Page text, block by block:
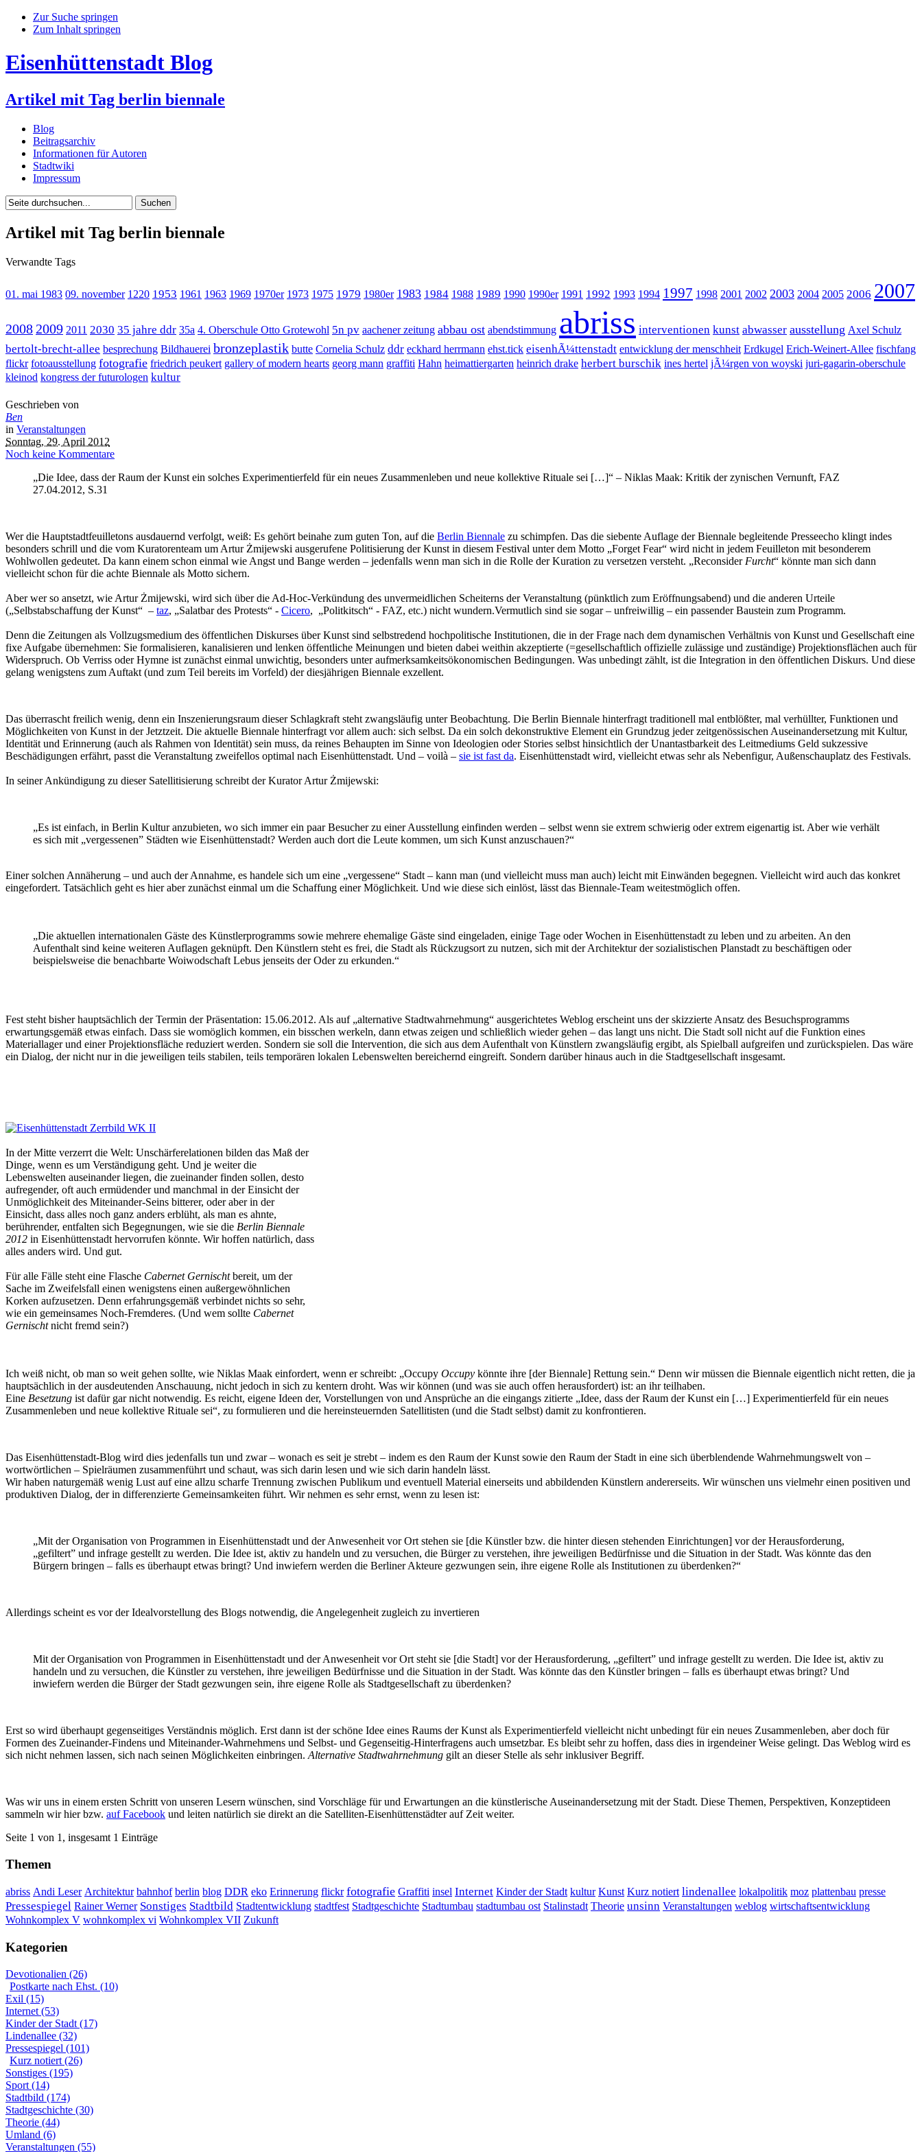
Zur Suche springen
Zum Inhalt springen
Eisenhüttenstadt Blog
Artikel mit Tag berlin biennale
Blog
Beitragsarchiv
Informationen für Autoren
Stadtwiki
Impressum
Artikel mit Tag berlin biennale
Verwandte Tags
01. mai 1983 09. november 1220 1953 1961 1963 1969 1970er 1973 1975 1979 1980er 1983 1984 1988 1989 1990 1990er 1991 1992 1993 1994 1997 1998 2001 2002 2003 2004 2005 2006 2007
2008 2009 2011 2030 35 jahre ddr 35a 4. Oberschule Otto Grotewohl 5n pv aachener zeitung abbau ost abendstimmung abriss interventionen kunst abwasser ausstellung Axel Schulz
bertolt-brecht-allee besprechung Bildhauerei bronzeplastik butte Cornelia Schulz ddr eckhard herrmann ehst.tick eisenhÃ¼ttenstadt entwicklung der menschheit Erdkugel Erich-Weinert-Allee fischfang
flickr fotoausstellung fotografie friedrich peukert gallery of modern hearts georg mann graffiti Hahn heimattiergarten heinrich drake herbert burschik ines hertel jÃ¼rgen von woyski juri-gagarin-oberschule
kleinod kongress der futurologen kultur
Geschrieben von
Ben
in Veranstaltungen
Sonntag, 29. April 2012
Noch keine Kommentare
„Die Idee, dass der Raum der Kunst ein solches Experimentierfeld für ein neues Zusammenleben und neue kollektive Rituale sei […]“ – Niklas Maak: Kritik der zynischen Vernunft, FAZ
27.04.2012, S.31
Wer die Hauptstadtfeuilletons ausdauernd verfolgt, weiß: Es gehört beinahe zum guten Ton, auf die Berlin Biennale zu schimpfen. Das die siebente Auflage der Biennale begleitende Presseecho klingt indes
besonders schrill und die vom Kuratorenteam um Artur Żmijewski ausgerufene Politisierung der Kunst in diesem Festival unter dem Motto „Forget Fear“ wird nicht in jedem Feuilleton mit besonderem
Wohlwollen gedeutet. Da kann einem schon einmal wie Angst und Bange werden – jedenfalls wenn man sich in die Rolle der Kuration zu versetzen versteht. „Reconsider Furcht“ könnte man sich dann
vielleicht schon für die achte Biennale als Motto sichern.
Aber wer so ansetzt, wie Artur Żmijewski, wird sich über die Ad-Hoc-Verkündung des unvermeidlichen Scheiterns der Veranstaltung (pünktlich zum Eröffnungsabend) und die anderen Urteile
(„Selbstabschaffung der Kunst“ – taz, „Salatbar des Protests“ - Cicero, „Politkitsch“ - FAZ, etc.) nicht wundern.Vermutlich sind sie sogar – unfreiwillig – ein passender Baustein zum Programm.
Denn die Zeitungen als Vollzugsmedium des öffentlichen Diskurses über Kunst sind selbstredend hochpolitische Institutionen, die in der Frage nach dem dynamischen Verhältnis von Kunst und Gesellschaft eine
fixe Aufgabe übernehmen: Sie formalisieren, kanalisieren und lenken öffentliche Meinungen und bieten dabei weithin akzeptierte (=gesellschaftlich offizielle zulässige und zuständige) Projektionsflächen auch für
Widerspruch. Ob Verriss oder Hymne ist zunächst einmal unwichtig, besonders unter aufmerksamkeitsökonomischen Bedingungen. Was unbedingt zählt, ist die Integration in den öffentlichen Diskurs. Und diese
gelang wenigstens zum Auftakt (und zum Teil bereits im Vorfeld) der diesjährigen Biennale exzellent.
Das überrascht freilich wenig, denn ein Inszenierungsraum dieser Schlagkraft steht zwangsläufig unter Beobachtung. Die Berlin Biennale hinterfragt traditionell mal entblößter, mal verhüllter, Funktionen und
Möglichkeiten von Kunst in der Jetztzeit. Die aktuelle Biennale hinterfragt vor allem auch: sich selbst. Da ein solch dekonstruktive Element ein Grundzug jeder zeitgenössischen Auseinandersetzung mit Kultur,
Identität und Erinnerung (auch als Rahmen von Identität) sein muss, da reines Behaupten im Sinne von Ideologien oder Stories selbst hinsichtlich der Unantastbarkeit des Leitmediums Geld sukzessive
Beschädigungen erfährt, passt die Veranstaltung zweifellos optimal nach Eisenhüttenstadt. Und – voilà – sie ist fast da. Eisenhüttenstadt wird, vielleicht etwas sehr als Nebenfigur, Außenschauplatz des Festivals.
In seiner Ankündigung zu dieser Satellitisierung schreibt der Kurator Artur Żmijewski:
„Es ist einfach, in Berlin Kultur anzubieten, wo sich immer ein paar Besucher zu einer Ausstellung einfinden werden – selbst wenn sie extrem schwierig oder extrem eigenartig ist. Aber wie verhält
es sich mit „vergessenen” Städten wie Eisenhüttenstadt? Werden auch dort die Leute kommen, um sich Kunst anzuschauen?“
Einer solchen Annäherung – und auch der Annahme, es handele sich um eine „vergessene“ Stadt – kann man (und vielleicht muss man auch) leicht mit Einwänden begegnen. Vielleicht wird auch das konkret
eingefordert. Tatsächlich geht es hier aber zunächst einmal um die Schaffung einer Möglichkeit. Und wie diese sich einlöst, lässt das Biennale-Team weitestmöglich offen.
„Die aktuellen internationalen Gäste des Künstlerprogramms sowie mehrere ehemalige Gäste sind eingeladen, einige Tage oder Wochen in Eisenhüttenstadt zu leben und zu arbeiten. An den
Aufenthalt sind keine weiteren Auflagen geknüpft. Den Künstlern steht es frei, die Stadt als Rückzugsort zu nutzen, sich mit der Architektur der sozialistischen Planstadt zu beschäftigen oder
beispielsweise die benachbarte Woiwodschaft Lebus jenseits der Oder zu erkunden.“
Fest steht bisher hauptsächlich der Termin der Präsentation: 15.06.2012. Als auf „alternative Stadtwahrnehmung“ ausgerichtetes Weblog erscheint uns der skizzierte Ansatz des Besuchsprogramms
erwartungsgemäß etwas einfach. Dass sie womöglich kommen, ein bisschen werkeln, dann etwas zeigen und schließlich wieder gehen – das langt uns nicht. Die Stadt soll nicht auf die Funktion eines
Materiallager und einer Projektionsfläche reduziert werden. Sondern sie soll die Intervention, die sich aus dem Aufenthalt von Künstlern zwangsläufig ergibt, als Spielball aufgreifen und zurückspielen. Das wäre
ein Dialog, der nicht nur in die jeweiligen teils stabilen, teils temporären lokalen Lebenswelten bereichernd eingreift. Sondern darüber hinaus auch in die Stadtgesellschaft insgesamt.
In der Mitte verzerrt die Welt: Unschärferelationen bilden das Maß der
Dinge, wenn es um Verständigung geht. Und je weiter die
Lebenswelten auseinander liegen, die zueinander finden sollen, desto
aufregender, oft auch ermüdender und manchmal in der Einsicht der
Unmöglichkeit des Miteinander-Seins bitterer, oder aber in der
Einsicht, dass alles noch ganz anders erblüht, als man es ahnte,
berührender, entfalten sich Begegnungen, wie sie die Berlin Biennale
2012 in Eisenhüttenstadt hervorrufen könnte. Wir hoffen natürlich, dass
alles anders wird. Und gut.
Für alle Fälle steht eine Flasche Cabernet Gernischtbereit, um der
Sache im Zweifelsfall einen wenigstens einen außergewöhnlichen
Korken aufzusetzen. Denn erfahrungsgemäß verbindet nichts so sehr,
wie ein gemeinsames Noch-Fremderes. (Und wem sollte Cabernet
Gernischtnicht fremd sein?)
Ich weiß nicht, ob man so weit gehen sollte, wie Niklas Maak einfordert, wenn er schreibt: „Occupy Occupy könnte ihre [der Biennale] Rettung sein.“ Denn wir müssen die Biennale eigentlich nicht retten, die ja
hauptsächlich in der ausdeutenden Anschauung, nicht jedoch in sich zu kentern droht. Was wir können (und was sie auch offen herausfordert) ist: an ihr teilhaben.
Eine Besetzung ist dafür gar nicht notwendig. Es reicht, eigene Ideen der, Vorstellungen von und Ansprüche an die eingangs zitierte „Idee, dass der Raum der Kunst ein […] Experimentierfeld für ein neues
Zusammenleben und neue kollektive Rituale sei“, zu formulieren und die hereinsteuernden Satellitisten (und die Stadt selbst) damit zu konfrontieren.
Das Eisenhüttenstadt-Blog wird dies jedenfalls tun und zwar – wonach es seit je strebt – indem es den Raum der Kunst sowie den Raum der Stadt in eine sich überblendende Wahrnehmungswelt von –
wortwörtlichen – Spielräumen zusammenführt und schaut, was sich darin lesen und wie sich darin handeln lässt.
Wir haben naturgemäß wenig Lust auf eine allzu scharfe Trennung zwischen Publikum und eventuell Material einerseits und abbildenden Künstlern andererseits. Wir wünschen uns vielmehr einen positiven und
produktiven Dialog, der in differenzierte Gemeinsamkeiten führt. Wir nehmen es sehr ernst, wenn zu lesen ist:
„Mit der Organisation von Programmen in Eisenhüttenstadt und der Anwesenheit vor Ort stehen sie [die Künstler bzw. die hinter diesen stehenden Einrichtungen] vor der Herausforderung,
„gefiltert” und infrage gestellt zu werden. Die Idee ist, aktiv zu handeln und zu versuchen, die Bürger zu verstehen, ihre jeweiligen Bedürfnisse und die Situation in der Stadt. Was könnte das den
Bürgern bringen – falls es überhaupt etwas bringt? Und inwiefern werden die Berliner Akteure gezwungen sein, ihre eigene Rolle als Institutionen zu überdenken?“
Allerdings scheint es vor der Idealvorstellung des Blogs notwendig, die Angelegenheit zugleich zu invertieren
Mit der Organisation von Programmen in Eisenhüttenstadt und der Anwesenheit vor Ort steht sie [die Stadt] vor der Herausforderung, „gefiltert” und infrage gestellt zu werden. Die Idee ist, aktiv zu
handeln und zu versuchen, die Künstler zu verstehen, ihre jeweiligen Bedürfnisse und die Situation in der Stadt. Was könnte das den Künstler bringen – falls es überhaupt etwas bringt? Und
inwiefern werden die Bürger der Stadt gezwungen sein, ihre eigene Rolle als Stadtgesellschaft zu überdenken?
Erst so wird überhaupt gegenseitiges Verständnis möglich. Erst dann ist der schöne Idee eines Raums der Kunst als Experimentierfeld vielleicht nicht unbedingt für ein neues Zusammenleben, aber doch für
Formen des Zueinander-Findens und Miteinander-Wahrnehmens und Selbst- und Gegenseitig-Hinterfragens auch umsetzbar. Es bleibt sehr zu hoffen, dass dies in irgendeiner Weise gelingt. Das Weblog wird es
sich nicht nehmen lassen, sich nach seinen Möglichkeiten einbringen. Alternative Stadtwahrnehmung gilt an dieser Stelle als sehr inklusiver Begriff.
Was wir uns in einem ersten Schritt von unseren Lesern wünschen, sind Vorschläge für und Erwartungen an die künstlerische Auseinandersetzung mit der Stadt. Diese Themen, Perspektiven, Konzeptideen
sammeln wir hier bzw. auf Facebook und leiten natürlich sie direkt an die Satelliten-Eisenhüttenstädter auf Zeit weiter.
Seite 1 von 1, insgesamt 1 Einträge
Themen
abriss Andi Leser Architektur bahnhof berlin blog DDR eko Erinnerung flickr fotografie Graffiti insel Internet Kinder der Stadt kultur Kunst Kurz notiert lindenallee lokalpolitik moz plattenbau presse
Pressespiegel Rainer Werner Sonstiges Stadtbild Stadtentwicklung stadtfest Stadtgeschichte Stadtumbau stadtumbau ost Stalinstadt Theorie unsinn Veranstaltungen weblog wirtschaftsentwicklung
Wohnkomplex V wohnkomplex vi Wohnkomplex VII Zukunft
Kategorien
Devotionalien (26)
Postkarte nach Ehst. (10)
Exil (15)
Internet (53)
Kinder der Stadt (17)
Lindenallee (32)
Pressespiegel (101)
Kurz notiert (26)
Sonstiges (195)
Sport (14)
Stadtbild (174)
Stadtgeschichte (30)
Theorie (44)
Umland (6)
Veranstaltungen (55)